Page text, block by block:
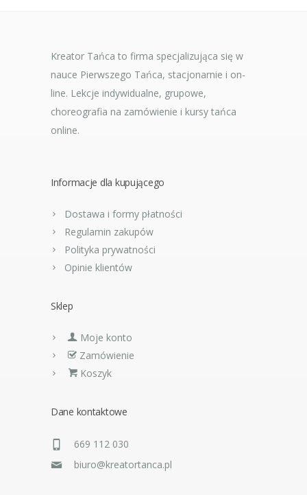
Kreator Tańca to firma specjalizująca się w
nauce Pierwszego Tańca, stacjonarnie i on-
line. Lekcje indywidualne, grupowe,
choreografia na zamówienie i kursy tańca
online.
Informacje dla kupującego
Dostawa i formy płatności
Regulamin zakupów
Polityka prywatności
Opinie klientów
Sklep
Moje konto
Zamówienie
Koszyk
Dane kontaktowe
669 112 030
biuro@kreatortanca.pl